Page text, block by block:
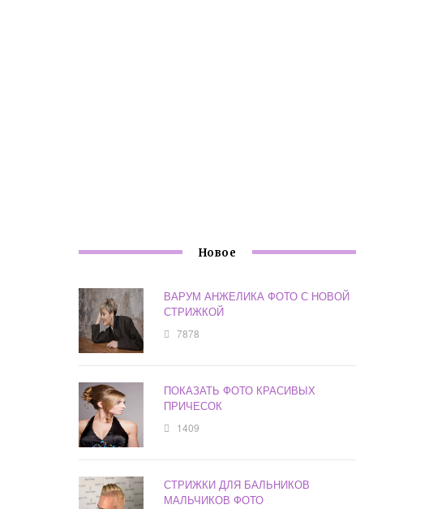
Новое
ВАРУМ АНЖЕЛИКА ФОТО С НОВОЙ
СТРИЖКОЙ
7878
ПОКАЗАТЬ ФОТО КРАСИВЫХ
ПРИЧЕСОК
1409
СТРИЖКИ ДЛЯ БАЛЬНИКОВ
МАЛЬЧИКОВ ФОТО